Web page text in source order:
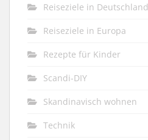
Reiseziele in Deutschland
Reiseziele in Europa
Rezepte für Kinder
Scandi-DIY
Skandinavisch wohnen
Technik